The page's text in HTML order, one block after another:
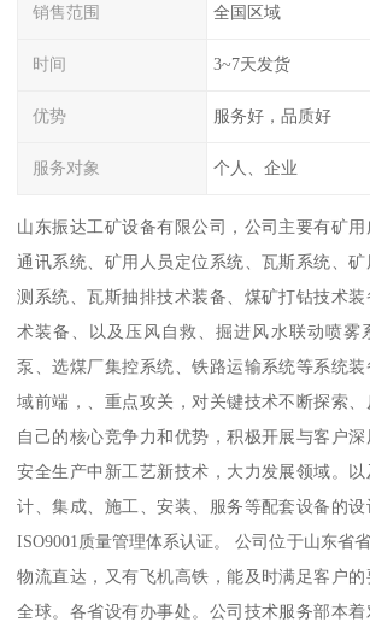
销售范围 全国区域
时间 3~7天发货
优势 服务好，品质好
服务对象 个人、企业
山东振达工矿设备有限公司，公司主要有矿
通讯系统、矿用人员定位系统、瓦斯系统、
测系统、瓦斯抽排技术装备、煤矿打钻技术
术装备、以及压风自救、掘进风水联动喷雾
泵、选煤厂集控系统、铁路运输系统等系统
域前端，、重点攻关，对关键技术不断探索
自己的核心竞争力和优势，积极开展与客户
安全生产中新工艺新技术，大力发展领域。
计、集成、施工、安装、服务等配套设备的
ISO9001质量管理体系认证。 公司位于山东省
物流直达，又有飞机高铁，能及时满足客户
全球。各省设有办事处。公司技术服务部本着